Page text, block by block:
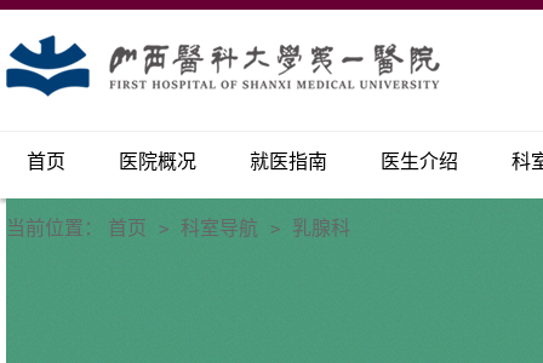
首页 医院概况 就医指南 医生介绍 科
当前位置： 首页 > 科室导航 > 乳腺科